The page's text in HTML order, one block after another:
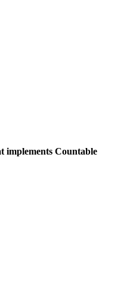
implements Countable